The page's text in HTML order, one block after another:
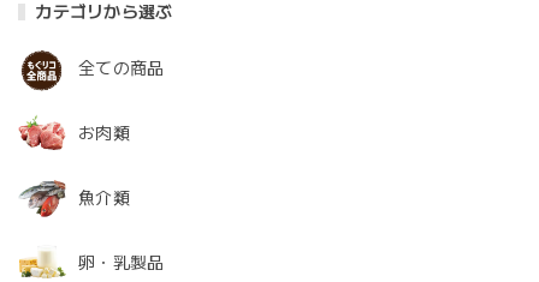
カテゴリから選ぶ
全ての商品
お肉類
魚介類
卵・乳製品